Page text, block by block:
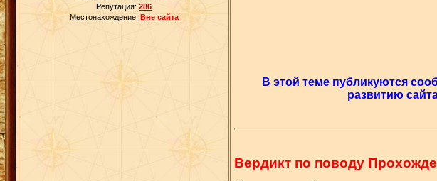
Репутация: 286
Местонахождение: Вне сайта
В этой теме публикуются
развитию
Вердикт по поводу